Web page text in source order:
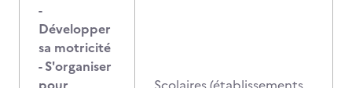
-
Développer
sa motricité
- S'organiser